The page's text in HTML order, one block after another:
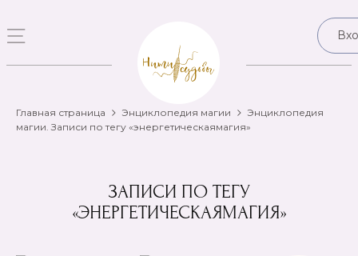
Главная страница Энциклопедия магии
Энциклопедия
магии. Записи по тегу «энергетическаямагия»
ЗАПИСИ ПО ТЕГУ
«ЭНЕРГЕТИЧЕСКАЯМАГИЯ»